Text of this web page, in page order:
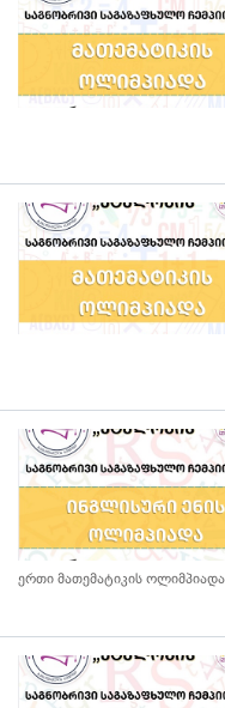
ერთი მათემატიკის ოლიმპიადა